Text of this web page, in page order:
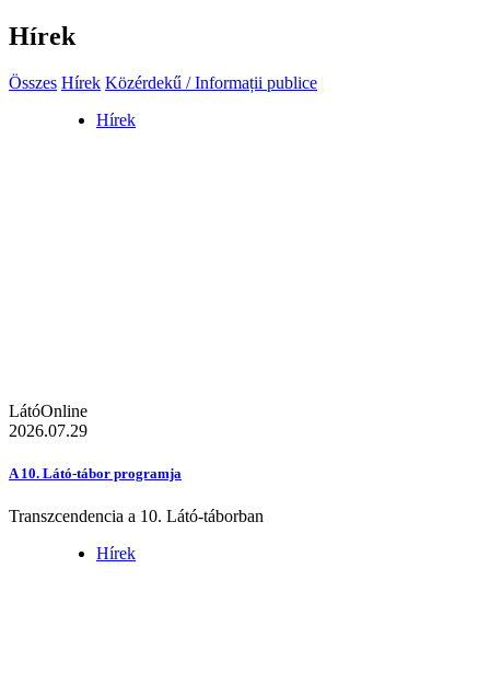
Hírek
Összes Hírek Közérdekű / Informații publice
Hírek
LátóOnline
2026.07.29
A 10. Látó-tábor programja
Transzcendencia a 10. Látó-táborban
Hírek